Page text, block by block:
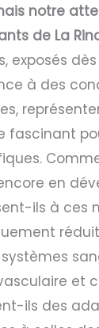
notre
de La
exposés
à des
fascinant
en
ils à ces
systèmes
et
ils des